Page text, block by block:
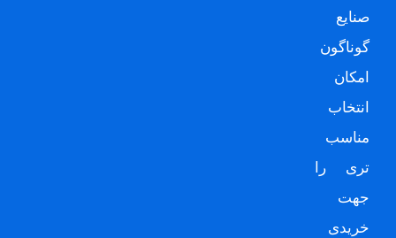
صنایع
گوناگون
امکان
انتخاب
مناسب
تری را
جهت
خریدی